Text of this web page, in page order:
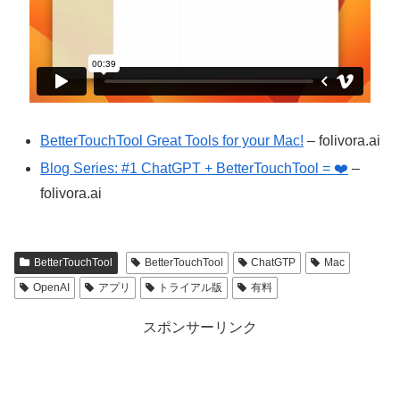
BetterTouchTool Great Tools for your Mac! – folivora.ai
Blog Series: #1 ChatGPT + BetterTouchTool = ❤️ –
folivora.ai
BetterTouchTool BetterTouchTool ChatGTP
Mac
OpenAI
アプリ トライアル版 有料
スポンサーリンク